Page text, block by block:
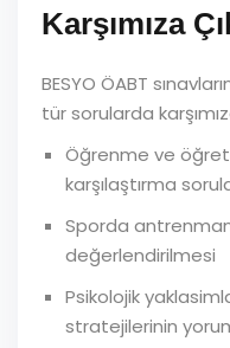
Karşımıza
BESYO ÖABT
tür sorularda
Öğrenme ve
karşılaştırma
Sporda
değerlendirilmesi
Psikolojik
stratejilerinin